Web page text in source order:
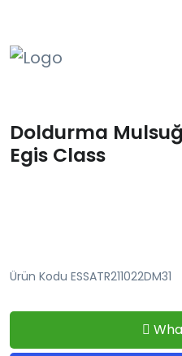
Doldurma
Egis Class
Ürün Kodu ESSATR211022DM31